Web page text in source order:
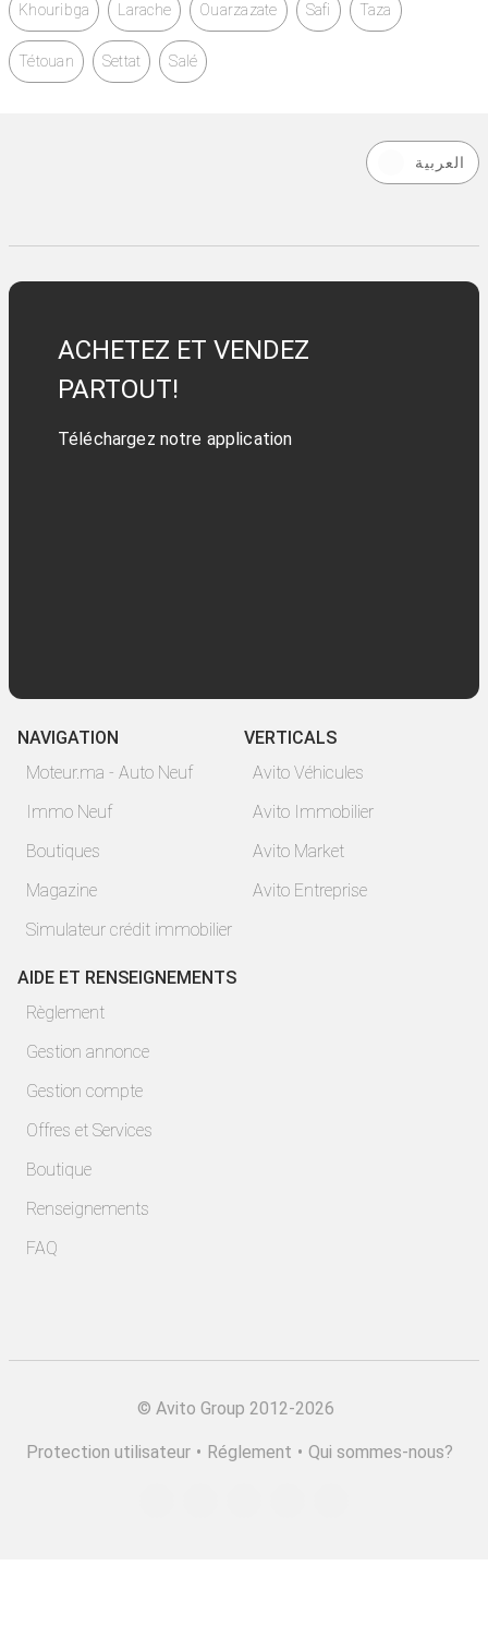
Khouribga Larache Ouarzazate Safi Taza
Tétouan Settat Salé
العربية
ACHETEZ ET VENDEZ
PARTOUT!
Téléchargez notre application
NAVIGATION
Moteur.ma - Auto Neuf
Immo Neuf
Boutiques
Magazine
Simulateur crédit immobilier
VERTICALS
Avito Véhicules
Avito Immobilier
Avito Market
Avito Entreprise
AIDE ET RENSEIGNEMENTS
Règlement
Gestion annonce
Gestion compte
Offres et Services
Boutique
Renseignements
FAQ
© Avito Group 2012-2026
Protection utilisateur • Réglement • Qui sommes-nous?